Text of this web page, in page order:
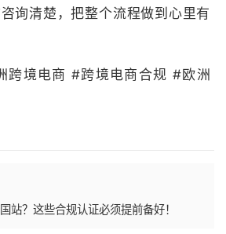
询清楚，把整个流程做到心里有
跨境电商 #跨境电商合规 #欧洲
站？这些合规认证必须提前备好！